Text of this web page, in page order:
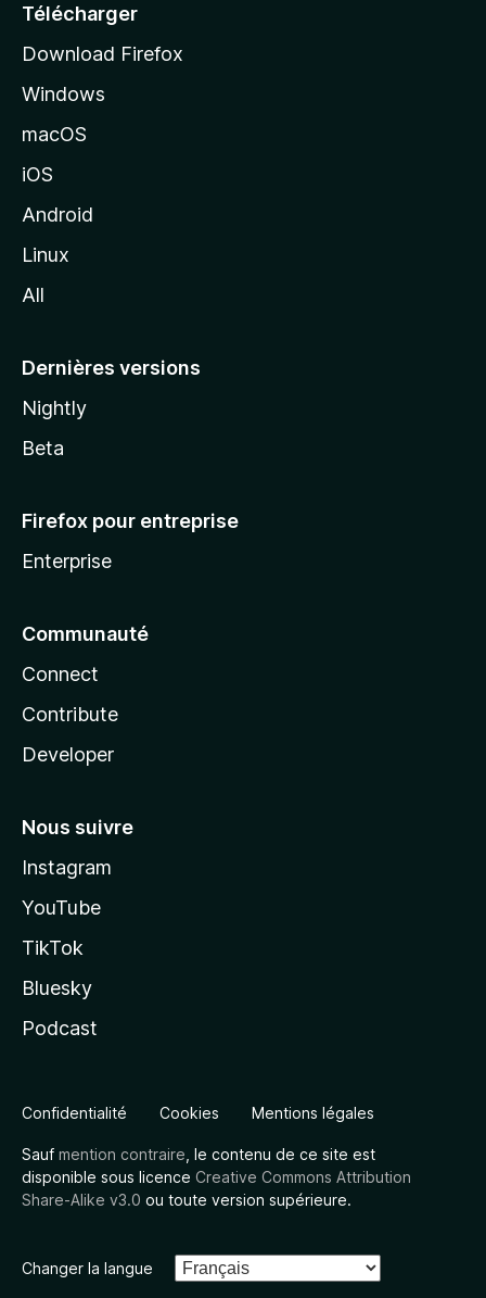
e
l
d
o
z
l
Télécharger
Download Firefox
Windows
macOS
iOS
Android
Linux
All
Dernières versions
Nightly
Beta
Firefox pour entreprise
Enterprise
Communauté
Connect
Contribute
Developer
Nous suivre
Instagram
YouTube
TikTok
Bluesky
Podcast
Confidentialité Cookies Mentions légales
Sauf mention contraire , le contenu de ce site est
disponible sous licence Creative Commons Attribution
Share-Alike v3.0 ou toute version supérieure.
Changer la langue